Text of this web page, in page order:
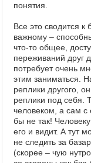
понятия.
Все это сводится
важному –
что-то общее,
переживаний друг
потребует очень
этим заниматься.
реплики другого,
реплики под себя.
человеком, а сам с
бы не так!
его и видит. А тут
не следить за
(скорее – чую